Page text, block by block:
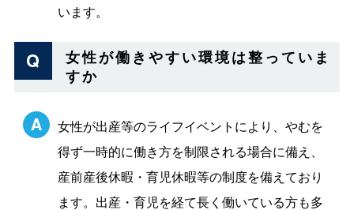
います。
女性が働きやすい環境は整っていま
すか
女性が出産等のライフイベントにより、やむを
得ず一時的に働き方を制限される場合に備え、
産前産後休暇・育児休暇等の制度を備えており
ます。出産・育児を経て長く働いている方も多